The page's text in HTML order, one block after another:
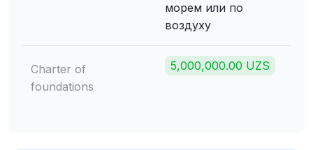
морем или по
воздуху
Charter of
foundations
5,000,000.00 UZS